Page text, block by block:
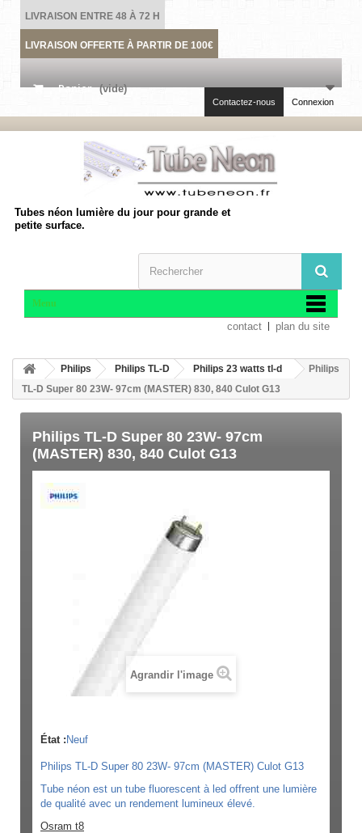
LIVRAISON ENTRE 48 À 72 H
LIVRAISON OFFERTE À PARTIR DE 100€
Panier (vide)
Connexion
Contactez-nous
Tubes néon lumière du jour pour grande et
petite surface.
Menu
contact plan du site
Philips Philips TL-D Philips 23 watts tl-d
Philips
TL-D Super 80 23W- 97cm (MASTER) 830, 840 Culot G13
Philips TL-D Super 80 23W- 97cm
(MASTER) 830, 840 Culot G13
Agrandir l'image
État : Neuf
Philips TL-D Super 80 23W- 97cm (MASTER) Culot G13
Tube néon est un tube fluorescent à led offrent une lumière
de qualité avec un rendement lumineux élevé.
Osram t8